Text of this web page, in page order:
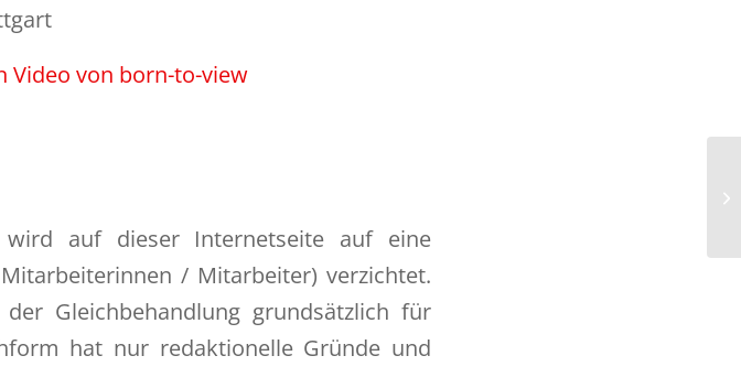
Video von born-to-view
auf dieser Internetseite auf eine
/ Mitarbeiter) verzichtet.
Gleichbehandlung grundsätzlich für
hat nur redaktionelle Gründe und